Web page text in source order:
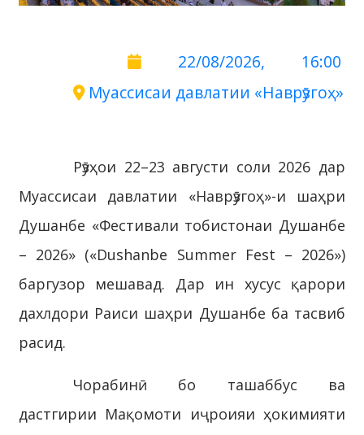
22/08/2026, 16:00
Муассисаи давлатии «Наврӯзгоҳ»
Рӯзҳои 22–23 августи соли 2026 дар
Муассисаи давлатии «Наврӯзгоҳ»-и шаҳри
Душанбе «Фестивали тобистонаи Душанбе
– 2026» («Dushanbe Summer Fest – 2026»)
баргузор мешавад. Дар ин хусус қарори
дахлдори Раиси шаҳри Душанбе ба тасвиб
расид.
Чорабинӣ бо ташаббус ва
дастгирии Мақомоти иҷроияи ҳокимияти